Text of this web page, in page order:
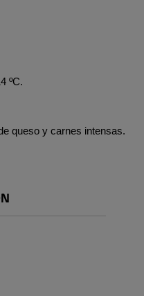
ºC.
queso y carnes intensas.